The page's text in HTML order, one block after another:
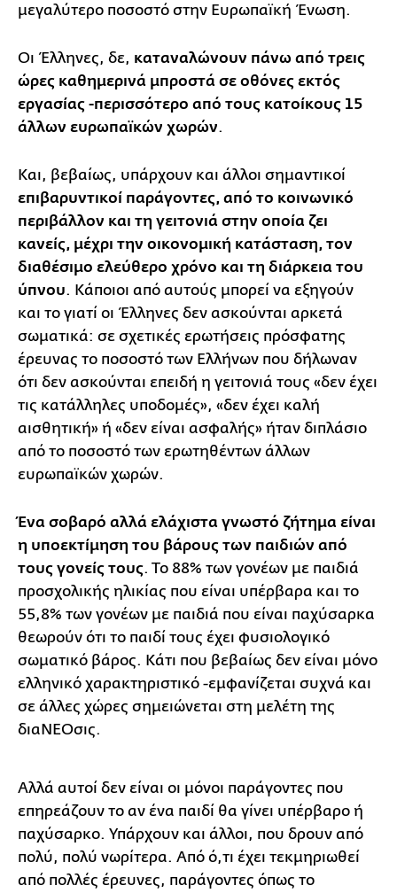
μεγαλύτερο ποσοστό στην Ευρωπαϊκή Ένωση.
Οι Έλληνες, δε, καταναλώνουν πάνω από τρεις
ώρες καθημερινά μπροστά σε οθόνες εκτός
εργασίας -περισσότερο από τους κατοίκους 15
άλλων ευρωπαϊκών χωρών.
Και, βεβαίως, υπάρχουν και άλλοι σημαντικοί
επιβαρυντικοί παράγοντες, από το κοινωνικό
περιβάλλον και τη γειτονιά στην οποία ζει
κανείς, μέχρι την οικονομική κατάσταση, τον
διαθέσιμο ελεύθερο χρόνο και τη διάρκεια του
ύπνου. Κάποιοι από αυτούς μπορεί να εξηγούν
και το γιατί οι Έλληνες δεν ασκούνται αρκετά
σωματικά: σε σχετικές ερωτήσεις πρόσφατης
έρευνας το ποσοστό των Ελλήνων που δήλωναν
ότι δεν ασκούνται επειδή η γειτονιά τους «δεν έχει
τις κατάλληλες υποδομές», «δεν έχει καλή
αισθητική» ή «δεν είναι ασφαλής» ήταν διπλάσιο
από το ποσοστό των ερωτηθέντων άλλων
ευρωπαϊκών χωρών.
Ένα σοβαρό αλλά ελάχιστα γνωστό ζήτημα είναι
η υποεκτίμηση του βάρους των παιδιών από
τους γονείς τους. Το 88% των γονέων με παιδιά
προσχολικής ηλικίας που είναι υπέρβαρα και το
55,8% των γονέων με παιδιά που είναι παχύσαρκα
θεωρούν ότι το παιδί τους έχει φυσιολογικό
σωματικό βάρος. Κάτι που βεβαίως δεν είναι μόνο
ελληνικό χαρακτηριστικό -εμφανίζεται συχνά και
σε άλλες χώρες σημειώνεται στη μελέτη της
διαΝΕΟσις.
Αλλά αυτοί δεν είναι οι μόνοι παράγοντες που
επηρεάζουν το αν ένα παιδί θα γίνει υπέρβαρο ή
παχύσαρκο. Υπάρχουν και άλλοι, που δρουν από
πολύ, πολύ νωρίτερα. Από ό,τι έχει τεκμηριωθεί
από πολλές έρευνες, παράγοντες όπως το